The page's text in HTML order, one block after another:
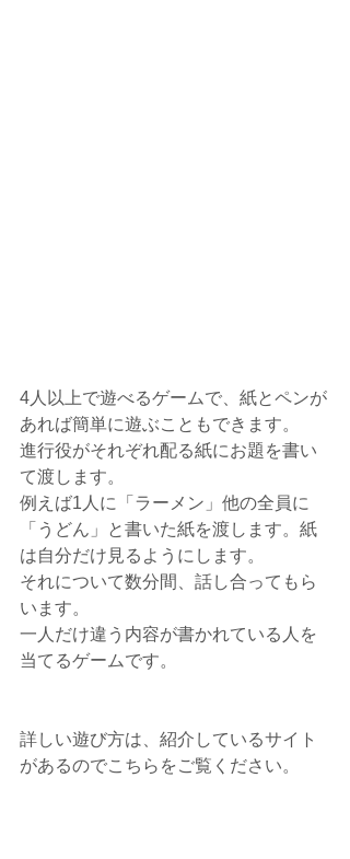
4人以上で遊べるゲームで、紙とペンが
あれば簡単に遊ぶこともできます。
進行役がそれぞれ配る紙にお題を書い
て渡します。
例えば1人に「ラーメン」他の全員に
「うどん」と書いた紙を渡します。紙
は自分だけ見るようにします。
それについて数分間、話し合ってもら
います。
一人だけ違う内容が書かれている人を
当てるゲームです。
詳しい遊び方は、紹介しているサイト
があるのでこちらをご覧ください。